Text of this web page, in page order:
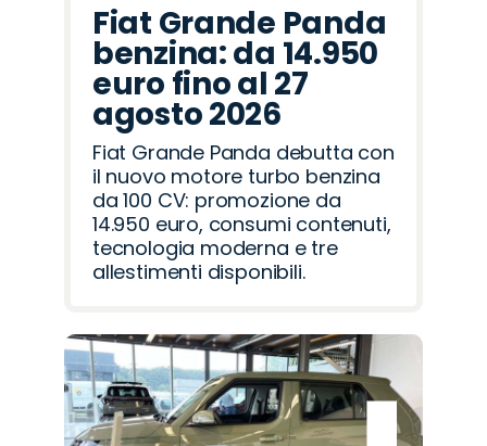
Fiat Grande Panda
benzina: da 14.950
euro fino al 27
agosto 2026
Fiat Grande Panda debutta con
il nuovo motore turbo benzina
da 100 CV: promozione da
14.950 euro, consumi contenuti,
tecnologia moderna e tre
allestimenti disponibili.